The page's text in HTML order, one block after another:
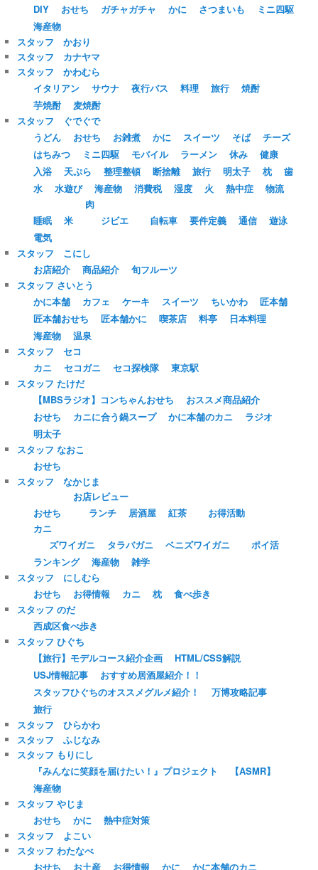
DIY
おせち ガチャガチャ かに さつまいも
ミニ四駆
海産物
スタッフ かおり
スタッフ カナヤマ
スタッフ かわむら
イタリアン
サウナ 夜行バス 料理 旅行
焼酎
芋焼酎
麦焼酎
スタッフ ぐでぐで
うどん
おせち お雑煮 かに スイーツ そば
チーズ
はちみつ
ミニ四駆 モバイル ラーメン 休み
健康
入浴
天ぷら 整理整頓 断捨離 旅行 明太子 枕
歯
水
水遊び 海産物 消費税 湿度 火 熱中症 物流
睡眠 米
肉
ジビエ
自転車 要件定義 通信
遊泳
電気
スタッフ こにし
お店紹介
商品紹介
旬フルーツ
スタッフ さいとう
かに本舗
カフェ ケーキ スイーツ ちいかわ
匠本舗
匠本舗おせち
匠本舗かに 喫茶店 料亭
日本料理
海産物
温泉
スタッフ セコ
カニ
セコガニ セコ探検隊
東京駅
スタッフ たけだ
【MBSラジオ】コンちゃんおせち
おススメ商品紹介
おせち
カニに合う鍋スープ かに本舗のカニ
ラジオ
明太子
スタッフ なおこ
おせち
スタッフ なかじま
おせち
お店レビュー
ランチ
居酒屋 紅茶
お得活動
カニ
ズワイガニ
タラバガニ ベニズワイガニ
ポイ活
ランキング
海産物
雑学
スタッフ にしむら
おせち
お得情報 カニ 枕
食べ歩き
スタッフ のだ
西成区食べ歩き
スタッフ ひぐち
【旅行】モデルコース紹介企画
HTML/CSS解説
USJ情報記事
おすすめ居酒屋紹介！！
スタッフひぐちのオススメグルメ紹介！
万博攻略記事
旅行
スタッフ ひらかわ
スタッフ ふじなみ
スタッフ もりにし
『みんなに笑顔を届けたい！』プロジェクト
【ASMR】
海産物
スタッフ やじま
おせち
かに
熱中症対策
スタッフ よこい
スタッフ わたなべ
おせち
お土産 お得情報 かに
かに本舗のカニ